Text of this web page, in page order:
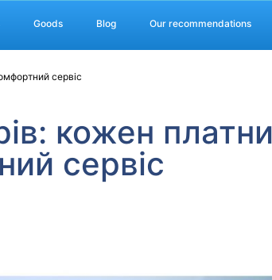
Goods Blog Our recommendations
сервіс
кожен
сервіс